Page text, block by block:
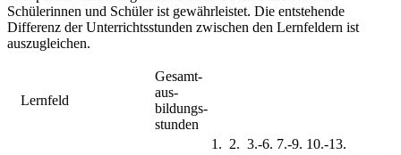
Schülerinnen und Schüler ist gewährleistet. Die entstehende
Differenz der Unterrichtsstunden zwischen den Lernfeldern ist
auszugleichen.
Lernfeld
Gesamt-
aus-
bildungs-
stunden
1. 2. 3.-6. 7.-9. 10.-13.